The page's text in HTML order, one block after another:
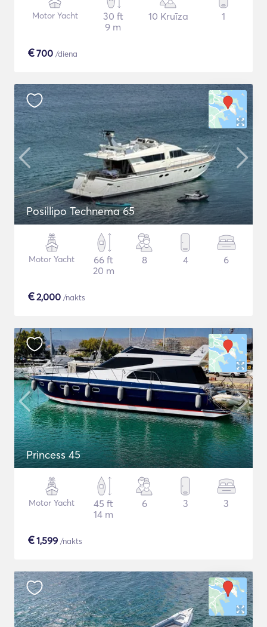
Motor Yacht
30 ft
9 m
10 Kruīza 1
€700 /diena
Posillipo Technema 65
Motor Yacht
66 ft
20 m
8 4 6
€2,000 /nakts
Princess 45
Motor Yacht
45 ft
14 m
6 3 3
€1,599 /nakts